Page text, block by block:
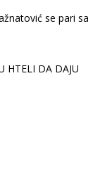
se pari sa
HTELI DA DAJU